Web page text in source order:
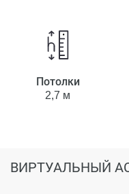
Потолки
2,7 м
ВИРТУАЛЬНЫЙ